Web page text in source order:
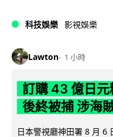
科技娛樂 影視娛樂
Lawton 1 小時
訂購 43 億日
後終被捕 涉海
日本警視廳神田署 8 月 6